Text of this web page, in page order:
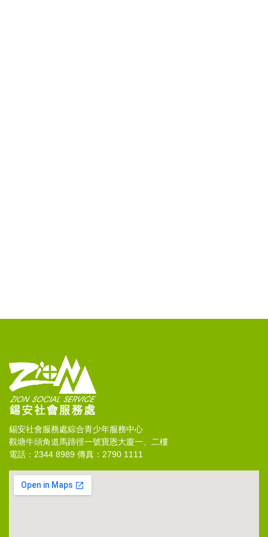
錫安社會服務處綜合青少年服務中心
觀塘牛頭角道馬蹄徑一號寶恩大廈一、二樓
電話：2344 8989 傳真：2790 1111